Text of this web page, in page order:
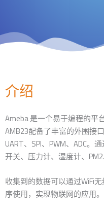
介绍
Ameba 是一个易于编程的平
AMB23配备了丰富的外围接口
UART、SPI、PWM、ADC。
开关、压力计、湿度计、
收集到的数据可以通过WiFi
序使用，实现物联网的应用。